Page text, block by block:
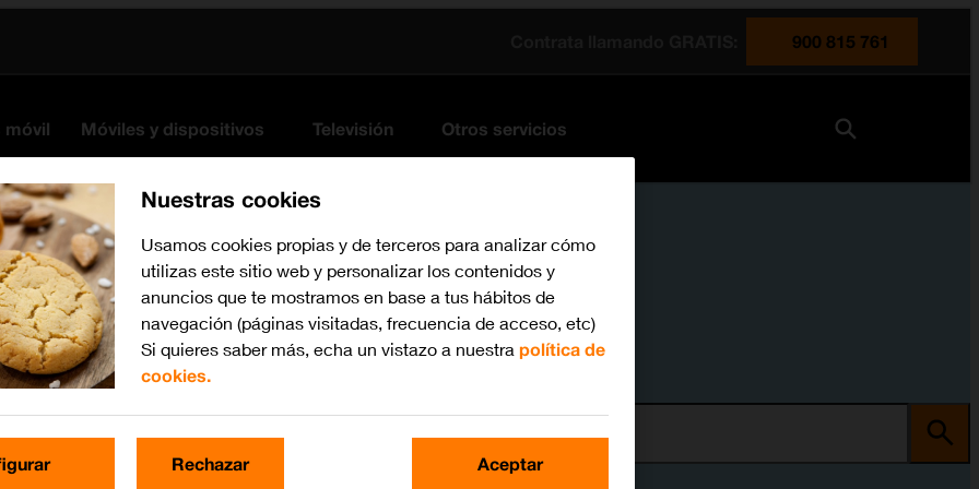
900 815 761
móvil Móviles y dispositivos Televisión Otros servicios
Nuestras cookies
Usamos cookies propias y de terceros para analizar cómo
utilizas este sitio web y personalizar los contenidos y
anuncios que te mostramos en base a tus hábitos de
navegación (páginas visitadas, frecuencia de acceso, etc)
Si quieres saber más, echa un vistazo a nuestra política de
cookies.
Rechazar Aceptar